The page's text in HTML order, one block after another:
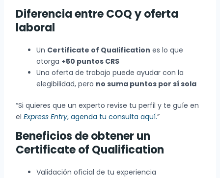
Diferencia entre COQ y oferta
laboral
Un Certificate of Qualification es lo que
otorga +50 puntos CRS
Una oferta de trabajo puede ayudar con la
elegibilidad, pero no suma puntos por sí sola
“Si quieres que un experto revise tu perfil y te guíe en
el Express Entry, agenda tu consulta aquí.”
Beneficios de obtener un
Certificate of Qualification
Validación oficial de tu experiencia